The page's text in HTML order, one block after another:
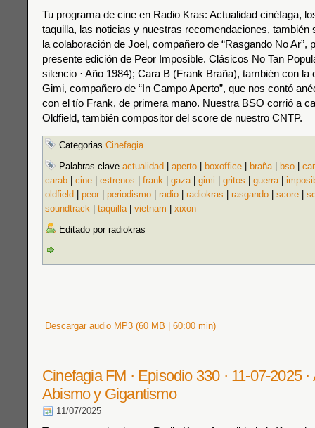
Tu programa de cine en Radio Kras: Actualidad cinéfaga,
taquilla, las noticias y nuestras recomendaciones, también
la colaboración de Joel, compañero de “Rasgando No Ar”,
presente edición de Peor Imposible. Clásicos No Tan
silencio · Año 1984); Cara B (Frank Braña), también con la
Gimi, compañero de “In Campo Aperto”, que nos contó
con el tío Frank, de primera mano. Nuestra BSO corrió a
Oldfield, también compositor del score de nuestro CNTP.
Categorias Cinefagia
Palabras clave actualidad aperto boxoffice braña| bso
carab
cine estrenos frank gaza| gimi gritos guerra|
oldfield
peor periodismo radio radiokras rasgando score
soundtrack
taquilla| vietnam
xixon
Editado por radiokras
Descargar audio MP3 (60 MB | 60:00 min)
Cinefagia FM · Episodio 330 · 11-07-2025 ·
Abismo y Gigantismo
11/07/2025